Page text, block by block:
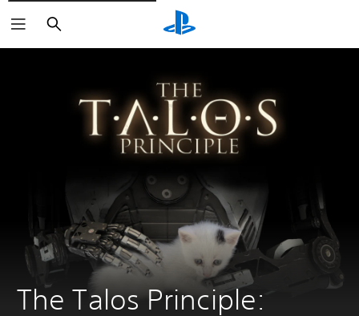
Buscar
The Talos Principle: